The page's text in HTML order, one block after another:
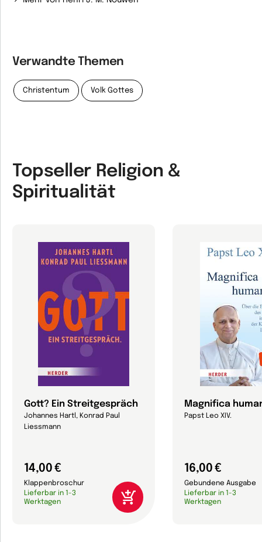
Verwandte Themen
Christentum Volk Gottes
Topseller Religion &
Spiritualität
Gott? Ein Streitgespräch
Johannes Hartl, Konrad Paul
Liessmann
14,00 €
Klappenbroschur
Lieferbar in 1-3
Werktagen
Magnifica
Papst Leo XIV.
16,00 €
Gebundene Ausgabe
Lieferbar in 1-3
Werktagen